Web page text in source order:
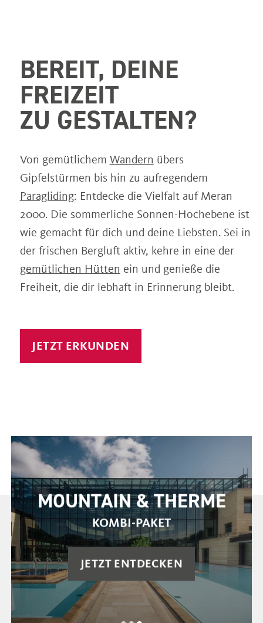
BEREIT, DEINE
FREIZEIT
ZU GESTALTEN?
Von gemütlichem Wandern übers
Gipfelstürmen bis hin zu aufregendem
Paragliding: Entdecke die Vielfalt auf Meran
2000. Die sommerliche Sonnen-Hochebene ist
wie gemacht für dich und deine Liebsten. Sei in
der frischen Bergluft aktiv, kehre in eine der
gemütlichen Hütten ein und genieße die
Freiheit, die dir lebhaft in Erinnerung bleibt.
JETZT ERKUNDEN
VIP GONDEL
ROMANTISCHE MOMENTE ZU ZWEIT
JETZT BUCHEN